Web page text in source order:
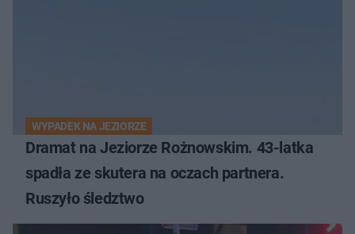
WYPADEK NA JEZIORZE
Dramat na Jeziorze Rożnowskim. 43-latka
spadła ze skutera na oczach partnera.
Ruszyło śledztwo